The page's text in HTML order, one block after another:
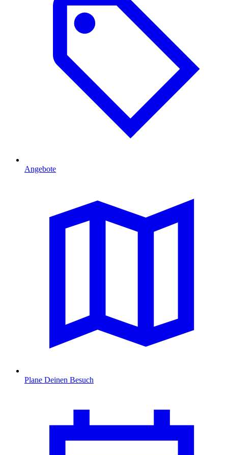
Angebote
Plane Deinen Besuch